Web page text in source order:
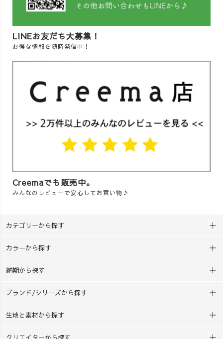
LINEお友だち大募集！
お得な情報を随時発信中！
Creemaでも販売中。
みんなのレビューで安心してお買い物♪
カテゴリーから探す
カラーから探す
納期から探す
ブランド/シリーズから探す
生地と素材から探す